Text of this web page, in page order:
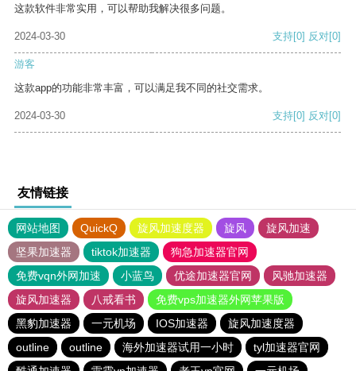
这款软件非常实用，可以帮助我解决很多问题。
2024-03-30 支持[0] 反对[0]
游客
这款app的功能非常丰富，可以满足我不同的社交需求。
2024-03-30 支持[0] 反对[0]
友情链接
网站地图 QuickQ 旋风加速度器 旋风
旋风加速
坚果加速器
tiktok加速器
狗急加速器官网
免费vqn外网加速
小蓝鸟 优途加速器官网
风驰加速器
旋风加速器
八戒看书
免费vps加速器外网苹果版
黑豹加速器
一元机场 IOS加速器
旋风加速度器
outline
outline 海外加速器试用一小时
tyl加速器官网